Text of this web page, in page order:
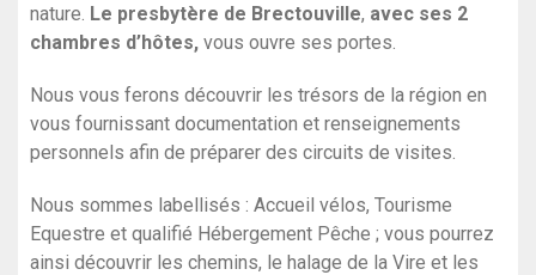
nature. Le presbytère de Brectouville, avec ses 2
chambres d’hôtes, vous ouvre ses portes.
Nous vous ferons découvrir les trésors de la région en
vous fournissant documentation et renseignements
personnels afin de préparer des circuits de visites.
Nous sommes labellisés : Accueil vélos, Tourisme
Equestre et qualifié Hébergement Pêche ; vous pourrez
ainsi découvrir les chemins, le halage de la Vire et les